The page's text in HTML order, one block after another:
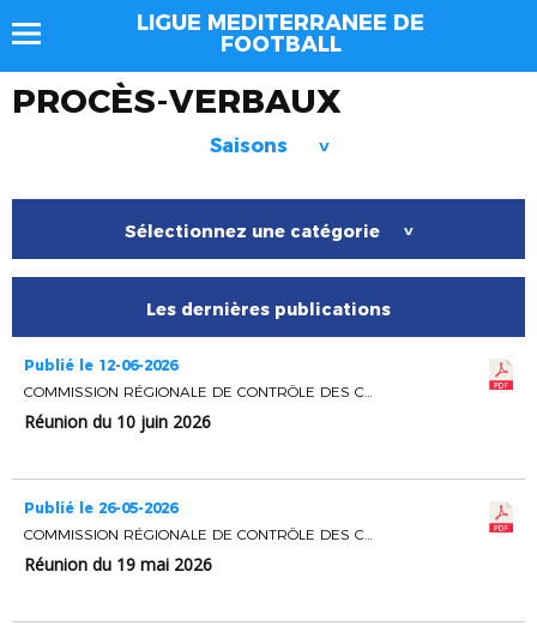
LIGUE MEDITERRANEE DE
FOOTBALL
PROCÈS-VERBAUX
Saisons >
Sélectionnez une catégorie >
Les dernières publications
Publié le 12-06-2026
COMMISSION RÉGIONALE DE CONTRÔLE DES CLUBS
Réunion du 10 juin 2026
Publié le 26-05-2026
COMMISSION RÉGIONALE DE CONTRÔLE DES CLUBS
Réunion du 19 mai 2026